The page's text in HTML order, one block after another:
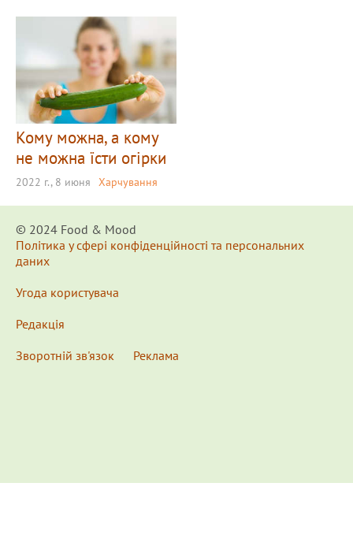
Кому можна, а кому
не можна їсти огірки
2022 г., 8 июня Харчування
© 2024 Food & Мood
Політика у сфері конфіденційності та персональних
даних
Угода користувача
Редакція
Зворотній зв'язок
Реклама